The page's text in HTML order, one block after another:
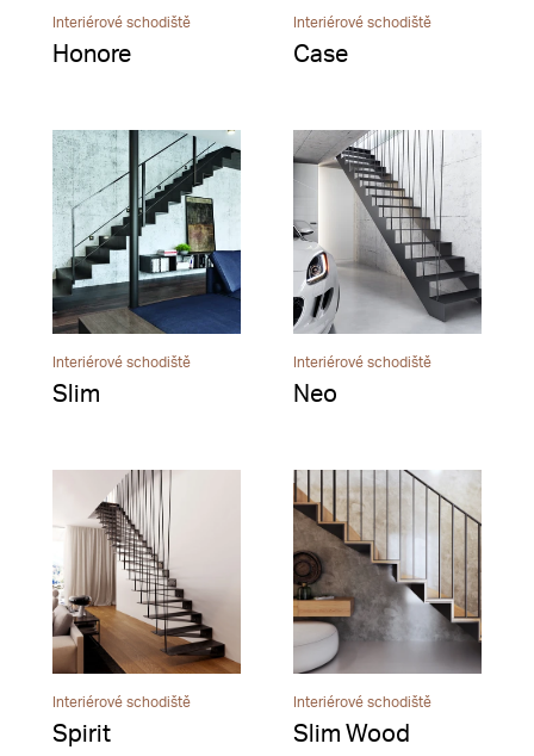
Interiérové schodiště
Honore
Interiérové schodiště
Case
Interiérové schodiště
Slim
Interiérové schodiště
Neo
Interiérové schodiště
Spirit
Interiérové schodiště
Slim Wood